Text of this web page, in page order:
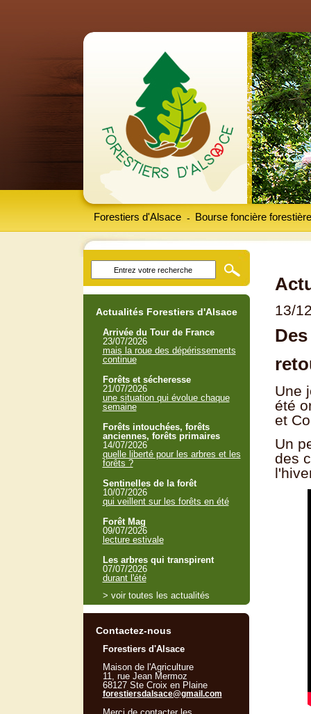
Forestiers d'Alsace Bourse foncière forestière
-
13/
Une
été
et
Un
des
Actualités Forestiers d'Alsace
Arrivée du Tour de France
23/07/2026
mais la roue des dépérissements
continue
Forêts et sécheresse
21/07/2026
une situation qui évolue chaque
semaine
Forêts intouchées, forêts
anciennes, forêts primaires
14/07/2026
quelle liberté pour les arbres et les
forêts ?
Sentinelles de la forêt
10/07/2026
qui veillent sur les forêts en été
Forêt Mag
09/07/2026
lecture estivale
Les arbres qui transpirent
07/07/2026
durant l'été
> voir toutes les actualités
Contactez-nous
Forestiers d'Alsace
Maison de l'Agriculture
11, rue Jean Mermoz
68127 Ste Croix en Plaine
forestiersdalsace@gmail.com